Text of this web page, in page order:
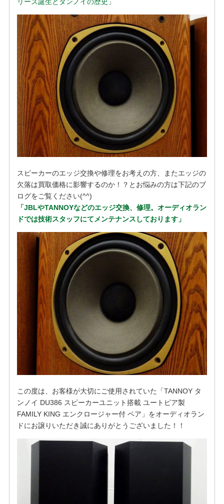
リーズ誕生とタンノイの歴史」
スピーカーのエッジ交換や修理をお考えの方、またエッジの
欠落は買取価格に影響するのか！？とお悩みの方は下記のブ
ログをご覧ください(^^)
「JBLやTANNOYなどのエッジ交換、修理。オーディオラン
ドでは技術スタッフにてメンテナンスしております」
この度は、お客様が大切にご使用されていた「TANNOY タ
ンノイ DU386 スピーカーユニット搭載 ユートピア製
FAMILY KING エンクロージャー付 ペア」をオーディオラン
ドにお譲りいただき誠にありがとうございました！！